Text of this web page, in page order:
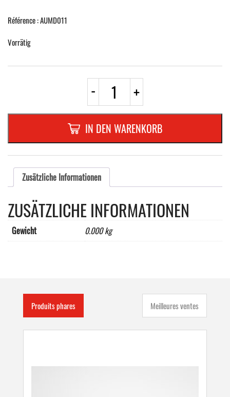
Référence : AUMD011
Vorrätig
- AUTOCOLLANT
"MATIERE
POLUANTE"
Menge
+
IN DEN WARENKORB
Zusätzliche Informationen
ZUSÄTZLICHE INFORMATIONEN
Gewicht 0.000 kg
Produits phares Meilleures ventes